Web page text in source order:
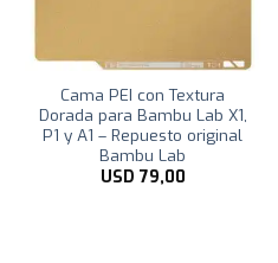
Cama PEI con Textura
Dorada para Bambu Lab X1,
P1 y A1 – Repuesto original
Bambu Lab
USD 79,00